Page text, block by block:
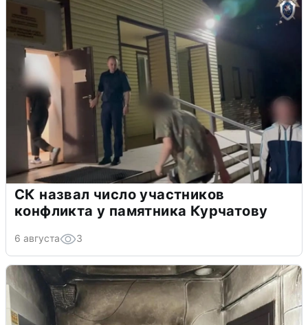
СК назвал число участников
конфликта у памятника Курчатову
6 августа 3